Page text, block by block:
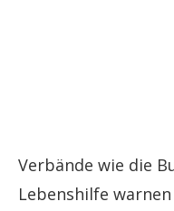
Verbände wie die
Lebenshilfe